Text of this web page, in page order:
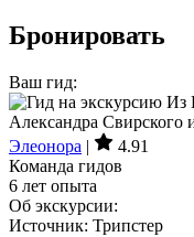
Бронировать
Ваш гид:
Элеонора |
4.91
Команда гидов
6 лет опыта
Об экскурсии:
Источник: Трипстер